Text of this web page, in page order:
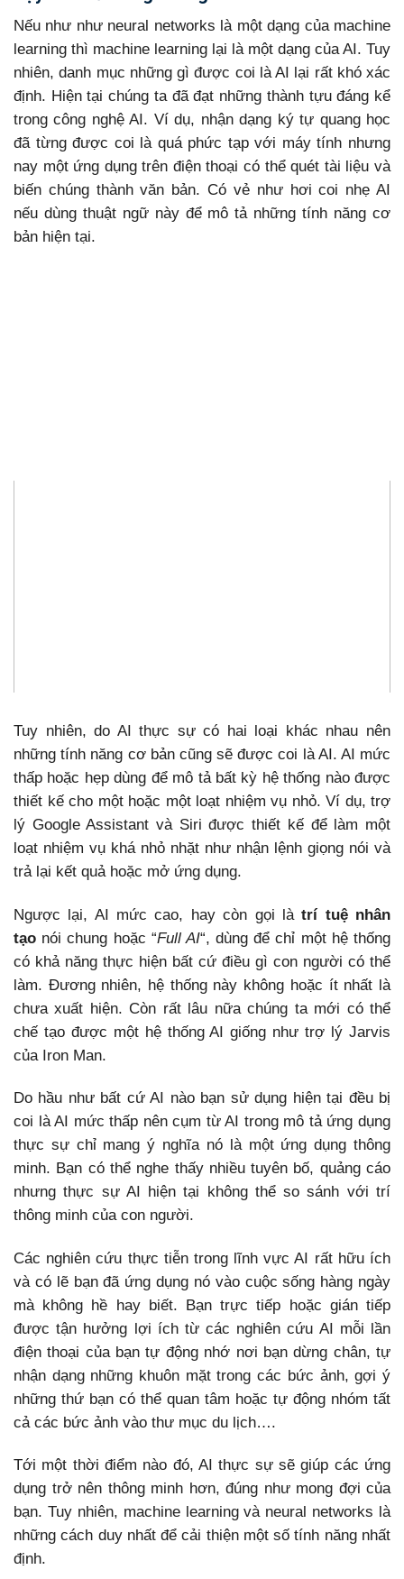
Nếu như như neural networks là một dạng của machine
learning thì machine learning lại là một dạng của AI. Tuy
nhiên, danh mục những gì được coi là AI lại rất khó xác
định. Hiện tại chúng ta đã đạt những thành tựu đáng kể
trong công nghệ AI. Ví dụ, nhận dạng ký tự quang học
đã từng được coi là quá phức tạp với máy tính nhưng
nay một ứng dụng trên điện thoại có thể quét tài liệu và
biến chúng thành văn bản. Có vẻ như hơi coi nhẹ AI
nếu dùng thuật ngữ này để mô tả những tính năng cơ
bản hiện tại.
Tuy nhiên, do AI thực sự có hai loại khác nhau nên
những tính năng cơ bản cũng sẽ được coi là AI. AI mức
thấp hoặc hẹp dùng để mô tả bất kỳ hệ thống nào được
thiết kế cho một hoặc một loạt nhiệm vụ nhỏ. Ví dụ, trợ
lý Google Assistant và Siri được thiết kế để làm một
loạt nhiệm vụ khá nhỏ nhặt như nhận lệnh giọng nói và
trả lại kết quả hoặc mở ứng dụng.
Ngược lại, AI mức cao, hay còn gọi làtrí tuệ nhân
tạo nói chung hoặc “Full AI“, dùng để chỉ một hệ thống
có khả năng thực hiện bất cứ điều gì con người có thể
làm. Đương nhiên, hệ thống này không hoặc ít nhất là
chưa xuất hiện. Còn rất lâu nữa chúng ta mới có thể
chế tạo được một hệ thống AI giống như trợ lý Jarvis
của Iron Man.
Do hầu như bất cứ AI nào bạn sử dụng hiện tại đều bị
coi là AI mức thấp nên cụm từ AI trong mô tả ứng dụng
thực sự chỉ mang ý nghĩa nó là một ứng dụng thông
minh. Bạn có thể nghe thấy nhiều tuyên bố, quảng cáo
nhưng thực sự AI hiện tại không thể so sánh với trí
thông minh của con người.
Các nghiên cứu thực tiễn trong lĩnh vực AI rất hữu ích
và có lẽ bạn đã ứng dụng nó vào cuộc sống hàng ngày
mà không hề hay biết. Bạn trực tiếp hoặc gián tiếp
được tận hưởng lợi ích từ các nghiên cứu AI mỗi lần
điện thoại của bạn tự động nhớ nơi bạn dừng chân, tự
nhận dạng những khuôn mặt trong các bức ảnh, gợi ý
những thứ bạn có thể quan tâm hoặc tự động nhóm tất
cả các bức ảnh vào thư mục du lịch….
Tới một thời điểm nào đó, AI thực sự sẽ giúp các ứng
dụng trở nên thông minh hơn, đúng như mong đợi của
bạn. Tuy nhiên, machine learning và neural networks là
những cách duy nhất để cải thiện một số tính năng nhất
định.